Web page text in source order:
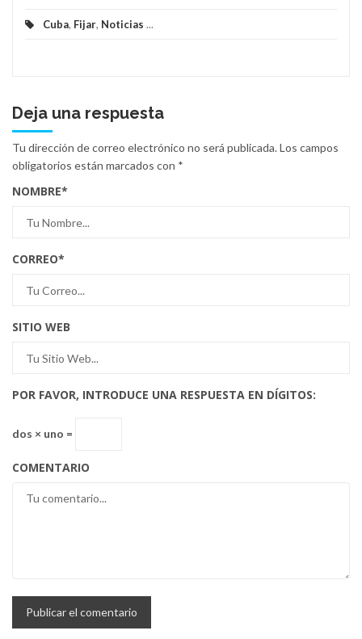
Cuba, Fijar, Noticias ...
Deja una respuesta
Tu dirección de correo electrónico no será publicada.Los campos
obligatorios están marcados con *
NOMBRE*
CORREO*
SITIO WEB
POR FAVOR, INTRODUCE UNA RESPUESTA EN DÍGITOS:
dos × uno =
COMENTARIO